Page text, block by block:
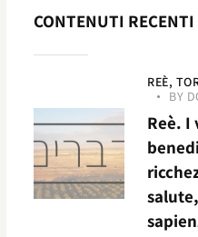
CONTENUTI RECENTI
REÈ,
BY
Reè. I